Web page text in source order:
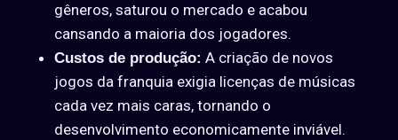
gêneros, saturou o mercado e acabou
cansando a maioria dos jogadores.
Custos de produção: A criação de novos
jogos da franquia exigia licenças de músicas
cada vez mais caras, tornando o
desenvolvimento economicamente inviável.